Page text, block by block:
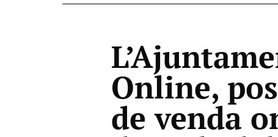
Online,
de venda